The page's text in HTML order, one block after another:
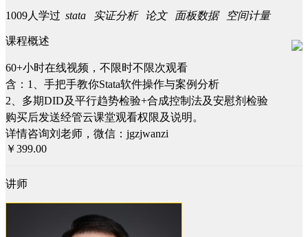
1009人学过 stata 实证分析 论文 面板数据 空间计量
课程概述
60+小时在线视频，不限时不限次观看
含：1、手把手教你Stata软件操作与案例分析
2、多期DID及平行趋势检验+合成控制法及安慰剂检验
购买后发送经管云课堂观看权限及说明。
详情咨询刘老师，微信：jgzjwanzi
￥399.00
讲师